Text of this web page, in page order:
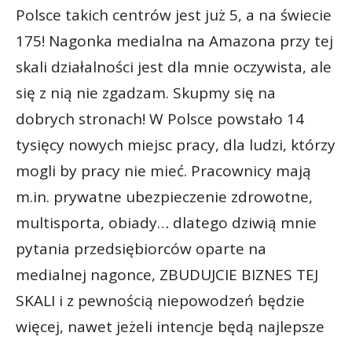
Polsce takich centrów jest już 5, a na świecie
175! Nagonka medialna na Amazona przy tej
skali działalności jest dla mnie oczywista, ale
się z nią nie zgadzam. Skupmy się na
dobrych stronach! W Polsce powstało 14
tysięcy nowych miejsc pracy, dla ludzi, którzy
mogli by pracy nie mieć. Pracownicy mają
m.in. prywatne ubezpieczenie zdrowotne,
multisporta, obiady… dlatego dziwią mnie
pytania przedsiębiorców oparte na
medialnej nagonce, ZBUDUJCIE BIZNES TEJ
SKALI i z pewnością niepowodzeń będzie
więcej, nawet jeżeli intencje będą najlepsze